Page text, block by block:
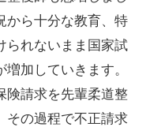
から十分な教育、特
られないまま国家試
加していきます。
険請求を先輩柔道整
その過程で不正請求